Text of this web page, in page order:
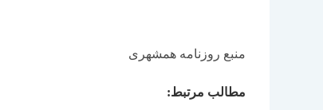
منبع روزنامه همشهری
مطالب مرتبط: